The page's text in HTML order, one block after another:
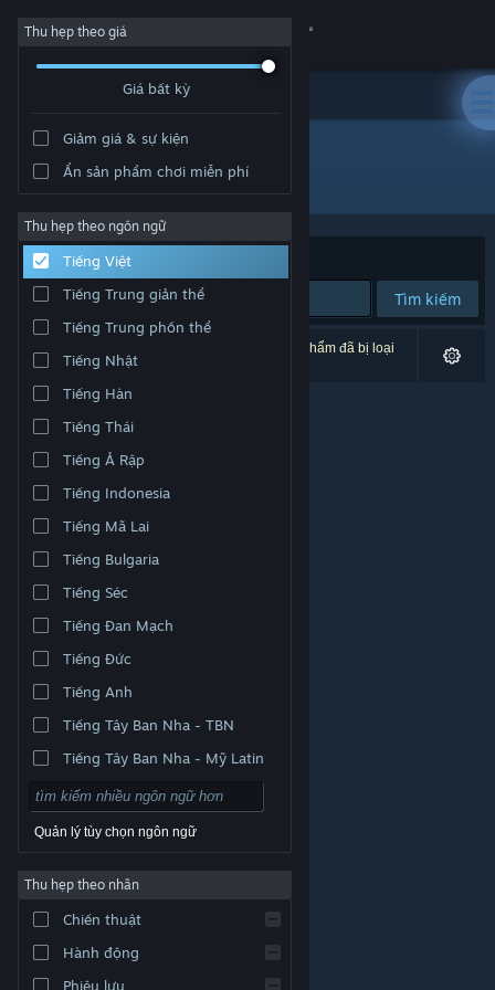
Đăng nhập
Cộng đồng
Thông tin
Hỗ trợ
Thay đổi ngôn ngữ
Cài ứng dụng Steam di động
Xem web cho desktop
thương hiệu là tài sản của chủ sở hữu tương ứng tại
Pháp lý
Hỗ trợ tiếp cận
ký Steam
|Hoàn tiền|
Thu hẹp theo giá
Giá bất kỳ
Giảm giá & sự kiện
Ẩn sản phẩm chơi miễn phí
Thu hẹp theo ngôn ngữ
Tiếng Việt
Tiếng Trung giản thể
Tiếng Trung phồn thể
Tiếng Nhật
Tiếng Hàn
Tiếng Thái
Tiếng Ả Rập
Tiếng Indonesia
Tiếng Mã Lai
Tiếng Bulgaria
Tiếng Séc
Tiếng Đan Mạch
Tiếng Đức
Tiếng Anh
Tiếng Tây Ban Nha - TBN
Tiếng Tây Ban Nha - Mỹ Latin
Quản lý tùy chọn ngôn ngữ
Thu hẹp theo nhãn
Chiến thuật
Hành động
Phiêu lưu
Nhà phát triển: LIGA
Xếp theo Độ liên quan
Tìm kiếm
0 kết quả phù hợp tìm kiếm của bạn. 3 tựa sản phẩm đã bị loại
trừ dựa trên tùy chỉnh của bạn.